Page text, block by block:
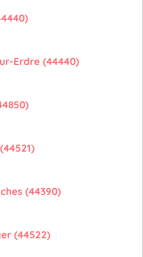
Erdre (44440)
(44390)
(44522)